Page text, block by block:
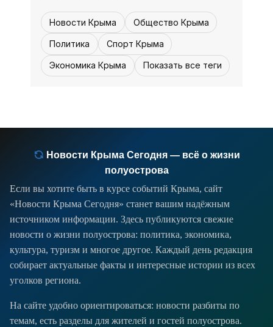
Новости Крыма Общество Крыма
Политика Спорт Крыма
Экономика Крыма Показать все теги
Новости Крыма Сегодня — всё о жизни
полуострова
Если вы хотите быть в курсе событий Крыма, сайт
«Новости Крыма Сегодня» станет вашим надёжным
источником информации. Здесь публикуются свежие
новости о жизни полуострова: политика, экономика,
культура, туризм и многое другое. Каждый день редакция
собирает актуальные факты и интересные истории из всех
уголков региона.
На сайте удобно ориентироваться: новости разбиты по
темам, есть разделы для жителей и гостей полуострова.